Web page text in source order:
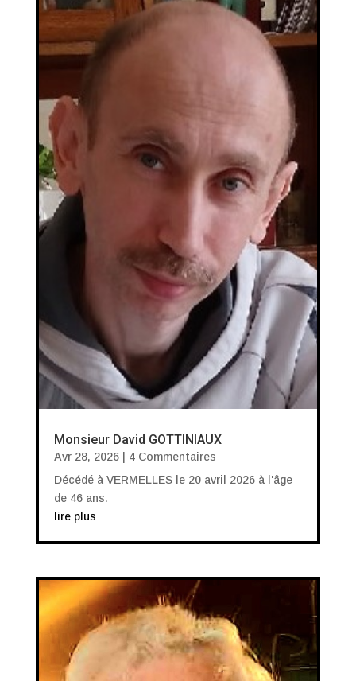
Monsieur David GOTTINIAUX
Avr 28, 2026| 4 Commentaires
Décédé à VERMELLES le 20 avril 2026 à l'âge
de 46 ans.
lire plus